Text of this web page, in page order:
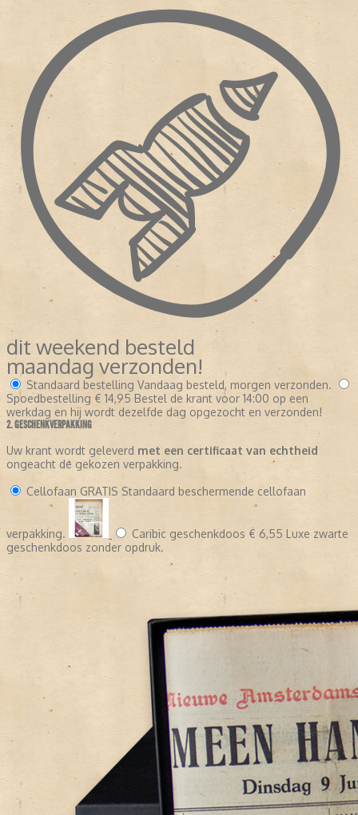
dit weekend besteld
maandag verzonden!
Standaard bestelling Vandaag besteld, morgen verzonden.
Spoedbestelling € 14,95 Bestel de krant voor 14:00 op een
werkdag en hij wordt dezelfde dag opgezocht en verzonden!
2. GESCHENKVERPAKKING
Uw krant wordt geleverd met een certificaat van echtheid
ongeacht de gekozen verpakking.
Cellofaan GRATIS Standaard beschermende cellofaan
verpakking. Caribic geschenkdoos € 6,55 Luxe zwarte
geschenkdoos zonder opdruk.